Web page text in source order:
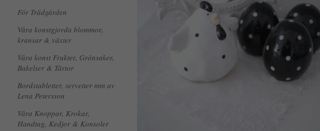
För Trädgården
Våra konstgjorda blommor,
kransar & växter
Våra konst Frukter, Grönsaker,
Bakelser & Tårtor
Bordstabletter, servetter mm av
Lena Petersson
Våra Knoppar, Krokar,
Handtag, Kedjor & Konsoler